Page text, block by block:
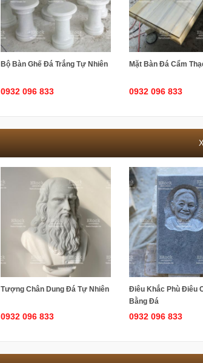
Bộ Bàn Ghế Đá Trắng Tự Nhiên
0932 096 833
Mặt Bàn Đá Cẩm
0932 096 833
Tượng Chân Dung Đá Tự Nhiên
0932 096 833
Điêu Khắc Phù Điêu
Bằng Đá
0932 096 833